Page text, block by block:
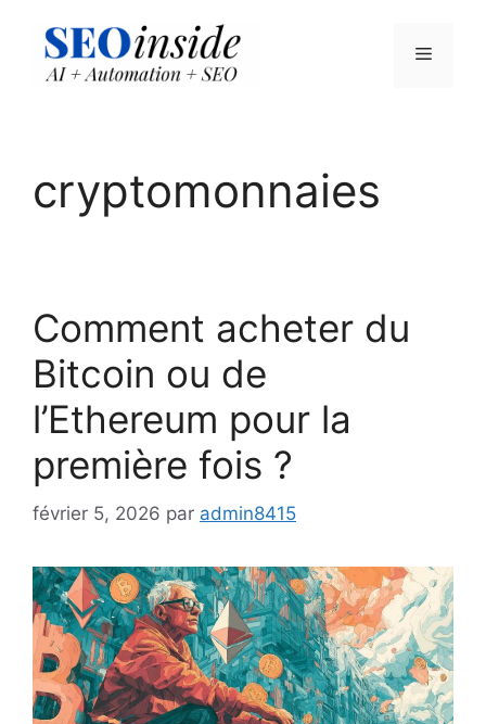
contenu
Menu
cryptomonnaies
Comment acheter du
Bitcoin ou de
l’Ethereum pour la
première fois ?
février 5, 2026 par admin8415